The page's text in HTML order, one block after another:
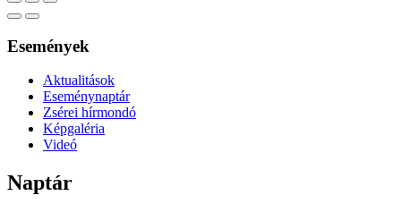
Események
Aktualitások
Eseménynaptár
Zsérei hírmondó
Képgaléria
Videó
Naptár